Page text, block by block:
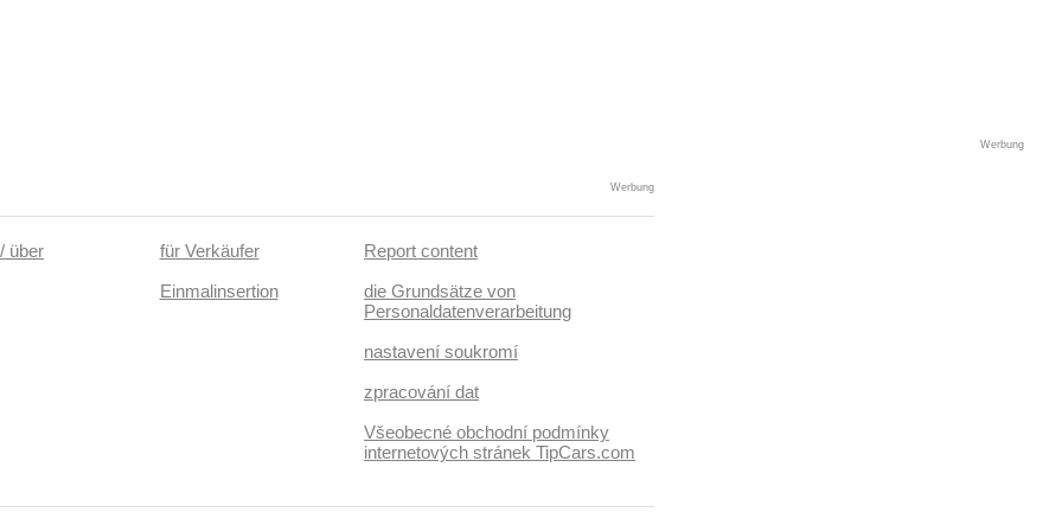
Werbung
Werbung
über
für Verkäufer
Einmalinsertion
Report content
die Grundsätze von
Personaldatenverarbeitung
nastavení soukromí
zpracování dat
Všeobecné obchodní podmínky
internetových stránek TipCars.com